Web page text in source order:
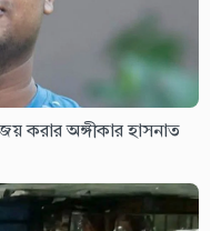
করার অঙ্গীকার হাসনাত